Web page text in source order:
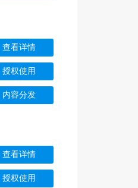
查看详情
授权使用
内容分发
查看详情
授权使用